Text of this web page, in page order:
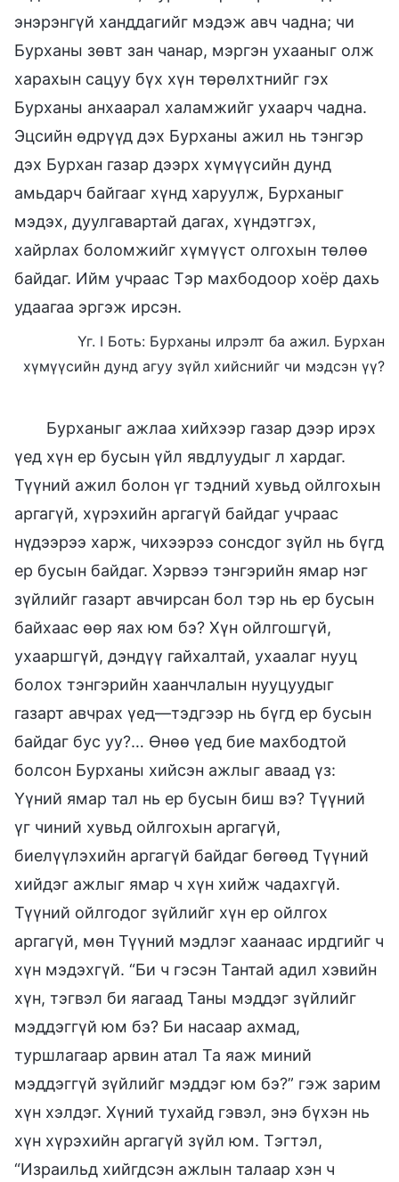
энэрэнгүй ханддагийг мэдэж авч чадна; чи
Бурханы зөвт зан чанар, мэргэн ухааныг олж
харахын сацуу бүх хүн төрөлхтнийг гэх
Бурханы анхаарал халамжийг ухаарч чадна.
Эцсийн өдрүүд дэх Бурханы ажил нь тэнгэр
дэх Бурхан газар дээрх хүмүүсийн дунд
амьдарч байгааг хүнд харуулж, Бурханыг
мэдэх, дуулгавартай дагах, хүндэтгэх,
хайрлах боломжийг хүмүүст олгохын төлөө
байдаг. Ийм учраас Тэр махбодоор хоёр дахь
удаагаа эргэж ирсэн.
Үг. I Боть: Бурханы илрэлт ба ажил. Бурхан
хүмүүсийн дунд агуу зүйл хийснийг чи мэдсэн үү?
Бурханыг ажлаа хийхээр газар дээр ирэх
үед хүн ер бусын үйл явдлуудыг л хардаг.
Түүний ажил болон үг тэдний хувьд ойлгохын
аргагүй, хүрэхийн аргагүй байдаг учраас
нүдээрээ харж, чихээрээ сонсдог зүйл нь бүгд
ер бусын байдаг. Хэрвээ тэнгэрийн ямар нэг
зүйлийг газарт авчирсан бол тэр нь ер бусын
байхаас өөр яах юм бэ? Хүн ойлгошгүй,
ухааршгүй, дэндүү гайхалтай, ухаалаг нууц
болох тэнгэрийн хаанчлалын нууцуудыг
газарт авчрах үед—тэдгээр нь бүгд ер бусын
байдаг бус уу?… Өнөө үед бие махбодтой
болсон Бурханы хийсэн ажлыг аваад үз:
Үүний ямар тал нь ер бусын биш вэ? Түүний
үг чиний хувьд ойлгохын аргагүй,
биелүүлэхийн аргагүй байдаг бөгөөд Түүний
хийдэг ажлыг ямар ч хүн хийж чадахгүй.
Түүний ойлгодог зүйлийг хүн ер ойлгох
аргагүй, мөн Түүний мэдлэг хаанаас ирдгийг ч
хүн мэдэхгүй. “Би ч гэсэн Тантай адил хэвийн
хүн, тэгвэл би яагаад Таны мэддэг зүйлийг
мэддэггүй юм бэ? Би насаар ахмад,
туршлагаар арвин атал Та яаж миний
мэддэггүй зүйлийг мэддэг юм бэ?” гэж зарим
хүн хэлдэг. Хүний тухайд гэвэл, энэ бүхэн нь
хүн хүрэхийн аргагүй зүйл юм. Тэгтэл,
“Израильд хийгдсэн ажлын талаар хэн ч